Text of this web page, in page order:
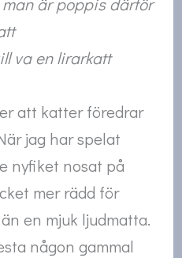
va en lirarkatt
att katter föredrar
jag har spelat
nyfiket nosat på
mer rädd för
en mjuk ljudmatta.
någon gammal